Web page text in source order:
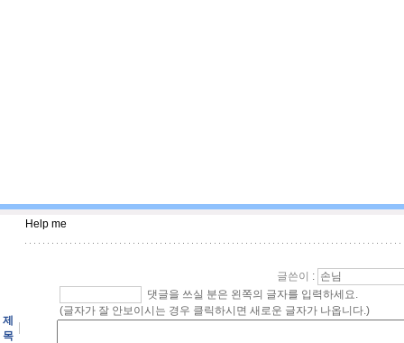
제
목
Help me
글쓴이
:
댓글을 쓰실 분은 왼쪽의 글자를 입력하세요.
(글자가 잘 안보이시는 경우 클릭하시면 새로운 글자가 나옵니다.)